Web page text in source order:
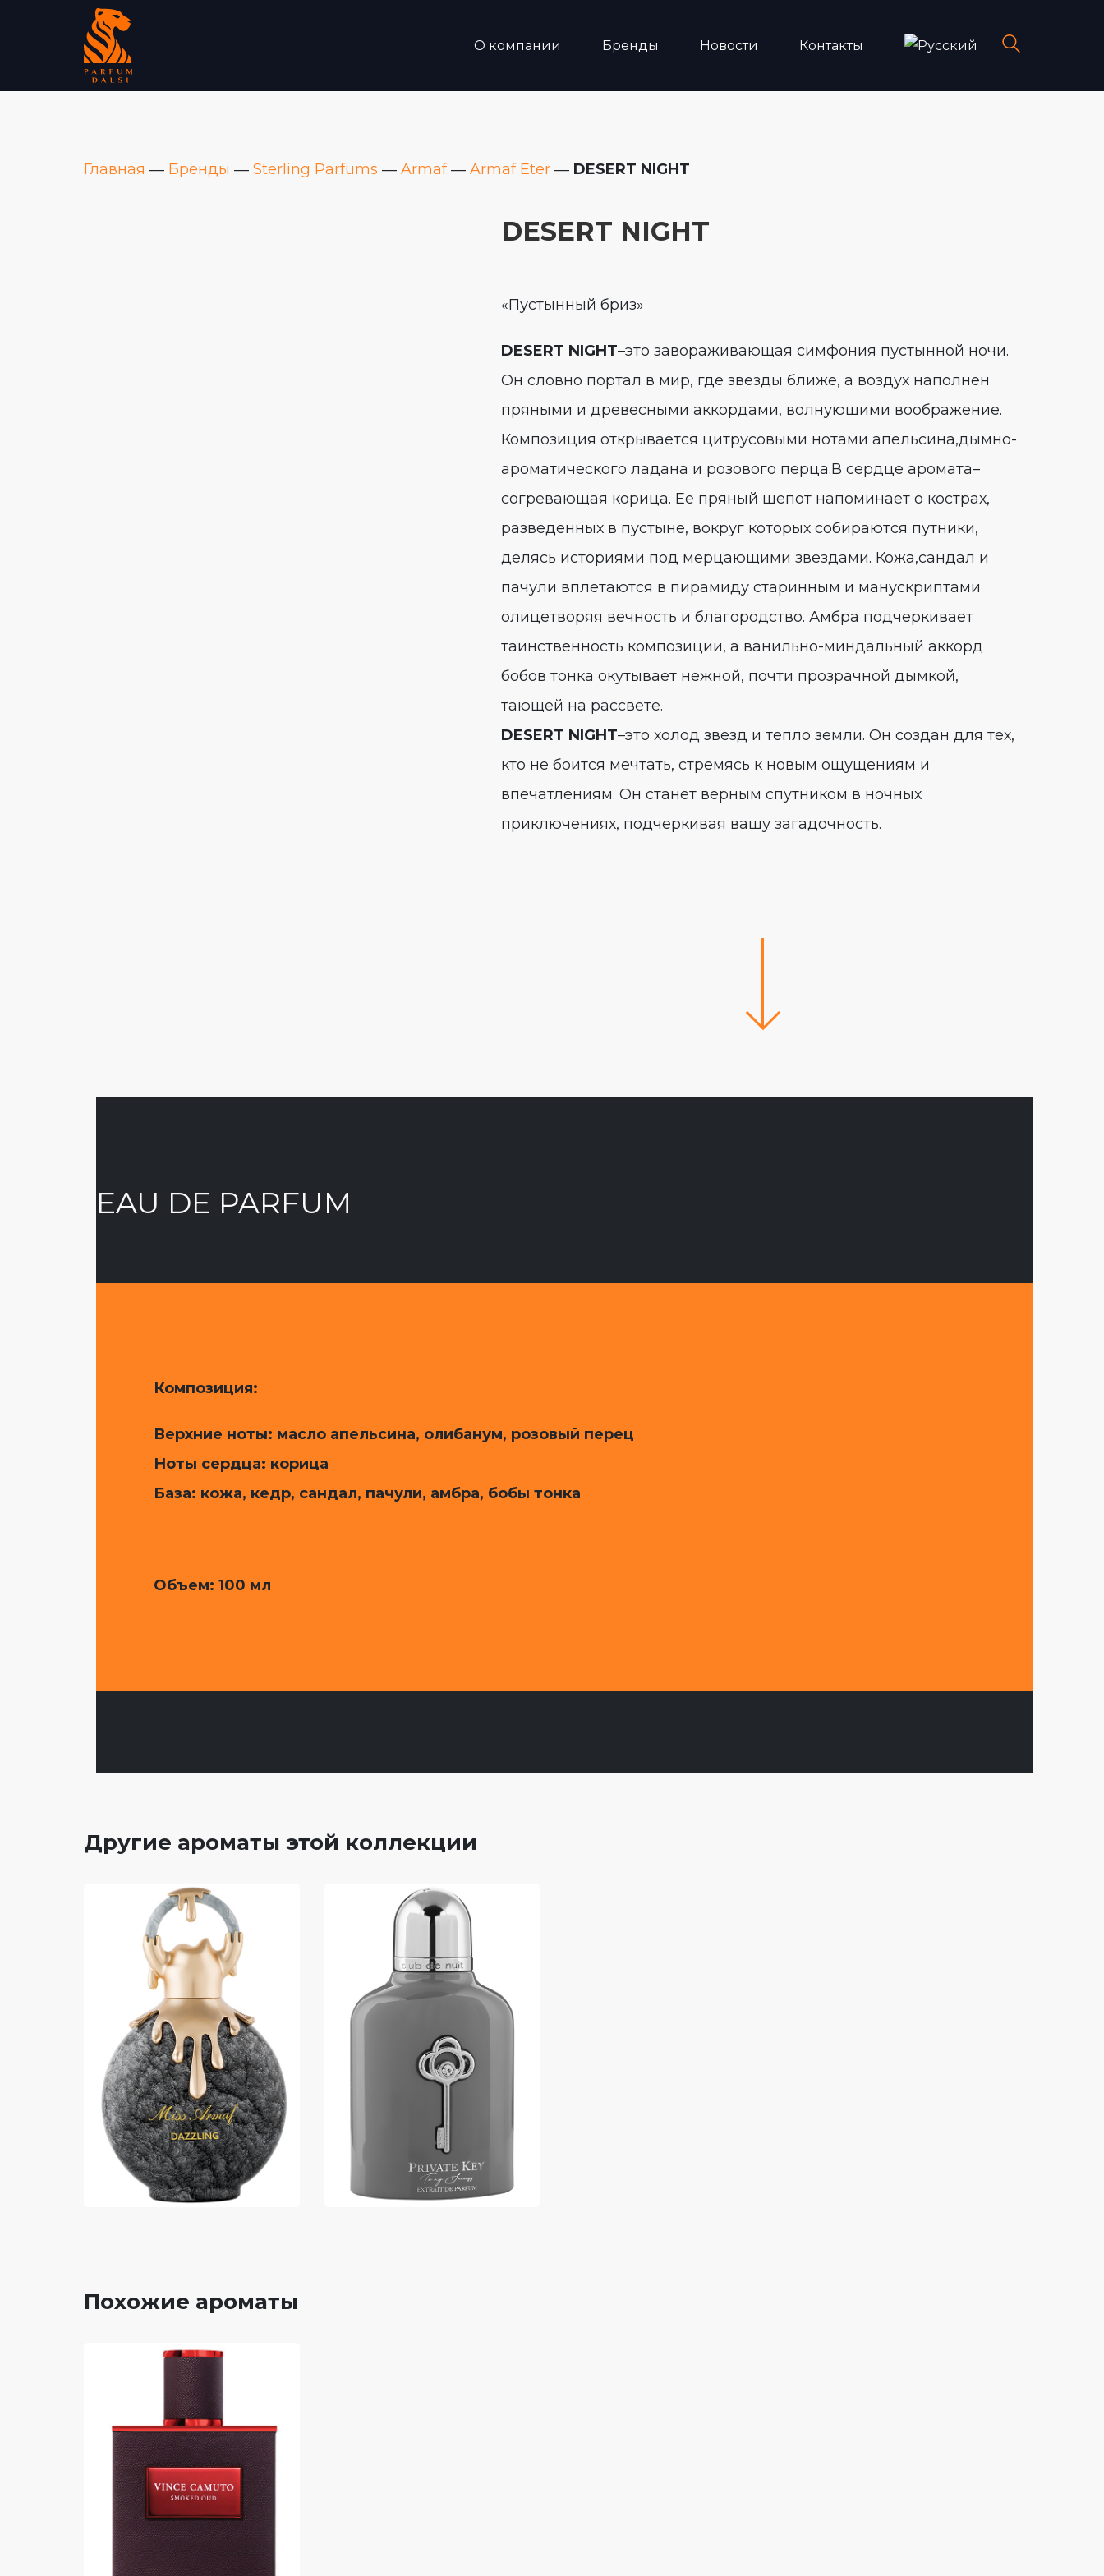
О компании Бренды Новости Контакты
Главная ― Бренды ― Sterling Parfums ― Armaf― Armaf Eter ― DESERT NIGHT
DESERT NIGHT
«Пустынный бриз»
DESERT NIGHT–это завораживающая симфония пустынной ночи.
Он словно портал в мир, где звезды ближе, а воздух наполнен
пряными и древесными аккордами, волнующими воображение.
Композиция открывается цитрусовыми нотами апельсина,дымно-
ароматического ладана и розового перца.В сердце аромата–
согревающая корица. Ее пряный шепот напоминает о кострах,
разведенных в пустыне, вокруг которых собираются путники,
делясь историями под мерцающими звездами. Кожа,сандал и
пачули вплетаются в пирамиду старинным и манускриптами
олицетворяя вечность и благородство. Амбра подчеркивает
таинственность композиции, а ванильно-миндальный аккорд
бобов тонка окутывает нежной, почти прозрачной дымкой,
тающей на рассвете.
DESERT NIGHT–это холод звезд и тепло земли. Он создан для тех,
кто не боится мечтать, стремясь к новым ощущениям и
впечатлениям. Он станет верным спутником в ночных
приключениях, подчеркивая вашу загадочность.
EAU DE PARFUM
Композиция:
Верхние ноты: масло апельсина, олибанум, розовый перец
Ноты сердца: корица
База: кожа, кедр, сандал, пачули, амбра, бобы тонка
Объем: 100 мл
Другие ароматы этой коллекции
Похожие ароматы